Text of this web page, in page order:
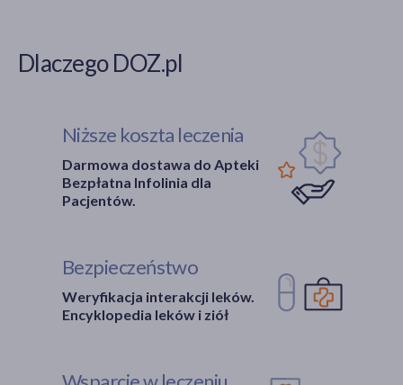
Dlaczego DOZ.pl
Niższe koszta leczenia
Darmowa dostawa do Apteki
Bezpłatna Infolinia dla
Pacjentów.
Bezpieczeństwo
Weryfikacja interakcji leków.
Encyklopedia leków i ziół